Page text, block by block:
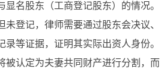
显名股东（工商登记股东）的情况。
未登记，律师需要通过股东会决议、
录等证据，证明其实际出资人身份。
被认定为夫妻共同财产进行分割，而